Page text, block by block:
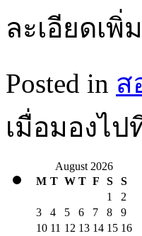
ละเอียดเพิ่
Posted in ส
เมื่อมองไ
August 2026
M T W T F S
S
1
2
3
4 5 6 7 8
9
10 11 12 13 14 15 16